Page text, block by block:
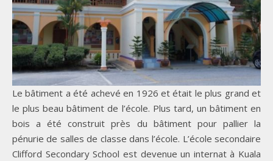
Le bâtiment a été achevé en 1926 et était le plus grand et
le plus beau bâtiment de l’école. Plus tard, un bâtiment en
bois a été construit près du bâtiment pour pallier la
pénurie de salles de classe dans l’école. L’école secondaire
Clifford Secondary School est devenue un internat à Kuala